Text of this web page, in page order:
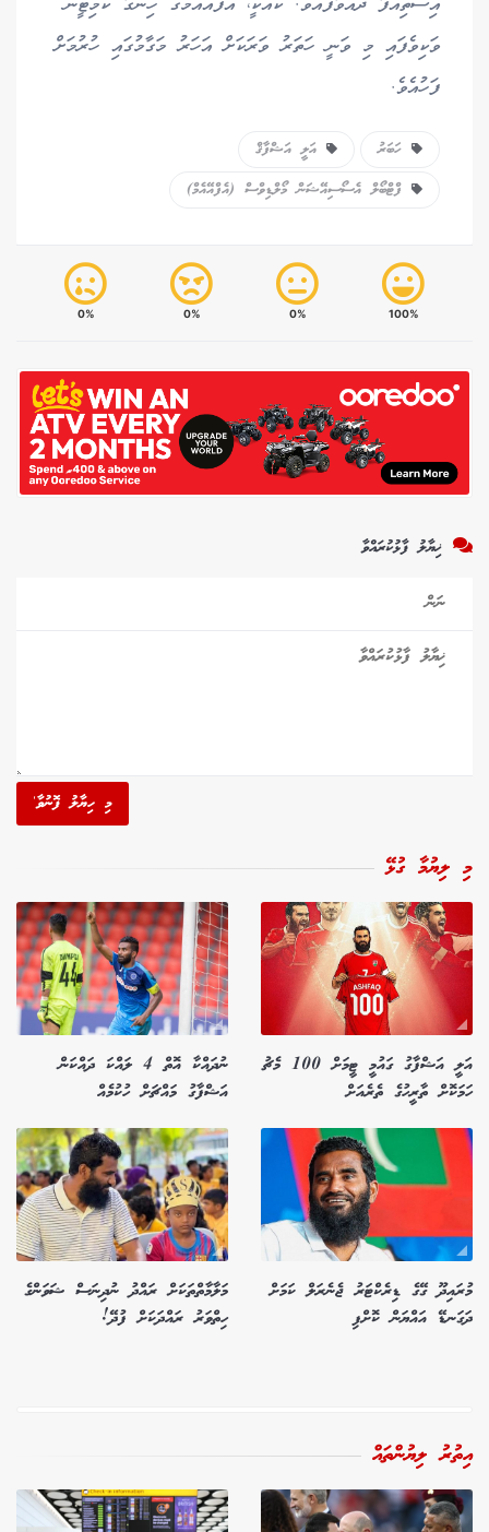
ވަކިވެފައި މި ވަނީ ހަތަރު ވަރަކަށް އަހަރު މަގާމުގައި ހުރުމަށް
ފަހުއެވެ.
ހަބަރު
އަލީ އަޝްފާޤް
ފްޓްބޯލް އެސޯސިއޭޝަން މޯލްޑިވްސް (އެފްއޭއެމް)
100%
0%
0%
0%
ޚިޔާލު ފާޅުކުރައްވާ
މި ހިޔާލު ފޮނުވާ'
މި ލިޔުމާ ގުޅޭ
އަލީ އަޝްފާގު ގައުމީ ޓީމަށް 100 މެޗު
ހަމަކޮށް ތާރީހުގެ ތެރެއަށް
ނުދައްކާ އޮތް 4 ލައްކަ ދައްކަން
އަޝްފާގު މައްޗަށް ހުކުމެއް
މުރައިދޫ ގޭގެ ޑިރެކްޓަރު ޖެނެރަލް ކަމަށް
ދަގަނޑޭ އައްޔަން ކޮށްފި
މަލާމާތްތަކަށް ރައްދު ނުދިނަސް ޝަވަންގެ
ހިތްވަރު ރައްދަކަށް ފުދޭ!
އިތުރު ލިޔުންތައް